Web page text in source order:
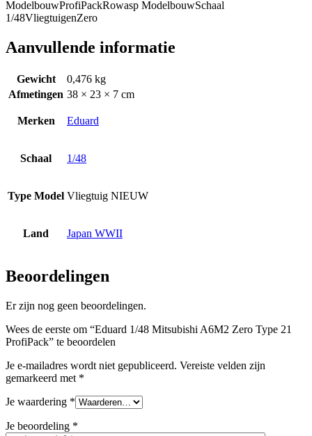
ModelbouwProfiPackRowasp ModelbouwSchaal
1/48VliegtuigenZero
Aanvullende informatie
Gewicht
0,476 kg
Afmetingen 38 × 23 × 7 cm
Merken Eduard
Schaal 1/48
Type Model Vliegtuig NIEUW
Land Japan WWII
Beoordelingen
Er zijn nog geen beoordelingen.
Wees de eerste om “Eduard 1/48 Mitsubishi A6M2 Zero Type 21
ProfiPack” te beoordelen
Je e-mailadres wordt niet gepubliceerd. Vereiste velden zijn
gemarkeerd met *
Je waardering *
Je beoordeling *